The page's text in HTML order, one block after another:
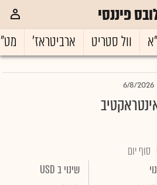
פיננסי
וול סטריט ארביטראז'
6/8/2026
סוף יום
שינוי ב USD